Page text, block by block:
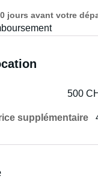
jours avant votre
500
supplémentaire